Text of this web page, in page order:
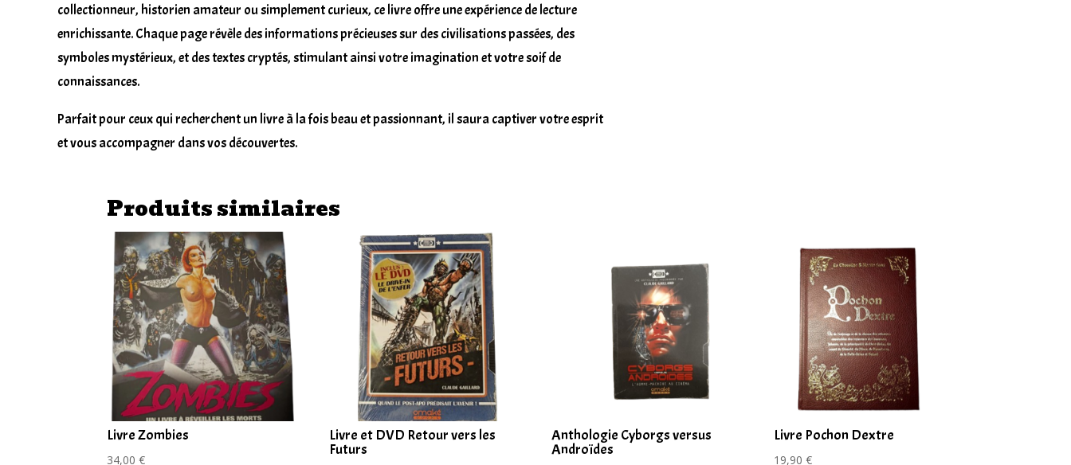
collectionneur, historien amateur ou simplement curieux, ce livre offre une expérience de lecture
enrichissante. Chaque page révèle des informations précieuses sur des civilisations passées, des
symboles mystérieux, et des textes cryptés, stimulant ainsi votre imagination et votre soif de
connaissances.
Parfait pour ceux qui recherchent un livre à la fois beau et passionnant, il saura captiver votre esprit
et vous accompagner dans vos découvertes.
Produits similaires
Livre Zombies
34,00€
Livre et DVD Retour vers les
Futurs
Anthologie Cyborgs versus
Androïdes
Livre Pochon Dextre
19,90€